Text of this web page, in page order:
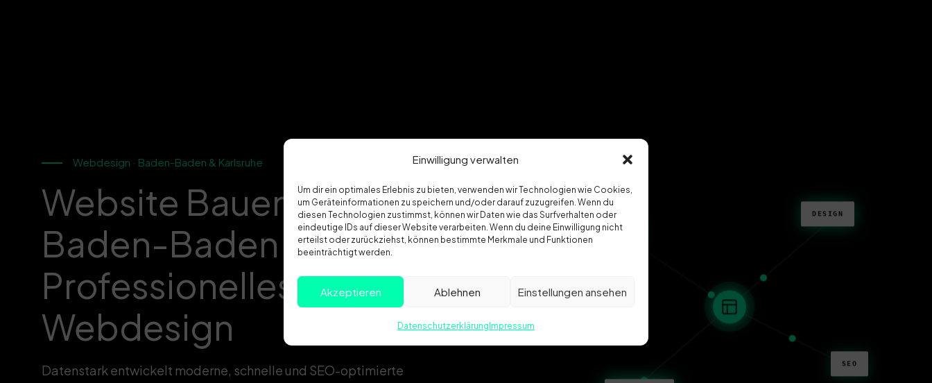
Einwilligung verwalten
Um dir ein optimales Erlebnis zu bieten, verwenden wir Technologien wie Cookies,
um Geräteinformationen zu speichern und/oder darauf zuzugreifen. Wenn du
diesen Technologien zustimmst, können wir Daten wie das Surfverhalten oder
eindeutige IDs auf dieser Website verarbeiten. Wenn du deine Einwilligung nicht
erteilst oder zurückziehst, können bestimmte Merkmale und Funktionen
beeinträchtigt werden.
Akzeptieren Ablehnen Einstellungen ansehen
Datenschutzerklärung Impressum
Webdesign · Baden-Baden & Karlsruhe
Website Bauen Lassen In
Baden-Baden –
Professionelles
Webdesign
Datenstark entwickelt moderne, schnelle und SEO-optimierte
DESIGN
SEO
DSGVO